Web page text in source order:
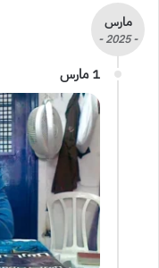
مارس
- 2025 -
1 مارس